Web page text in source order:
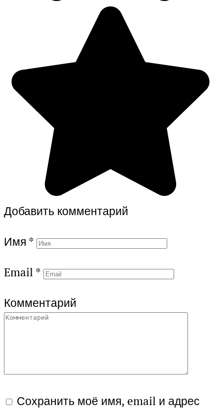
Добавить комментарий
Имя *
Email *
Комментарий
Сохранить моё имя, email и адрес